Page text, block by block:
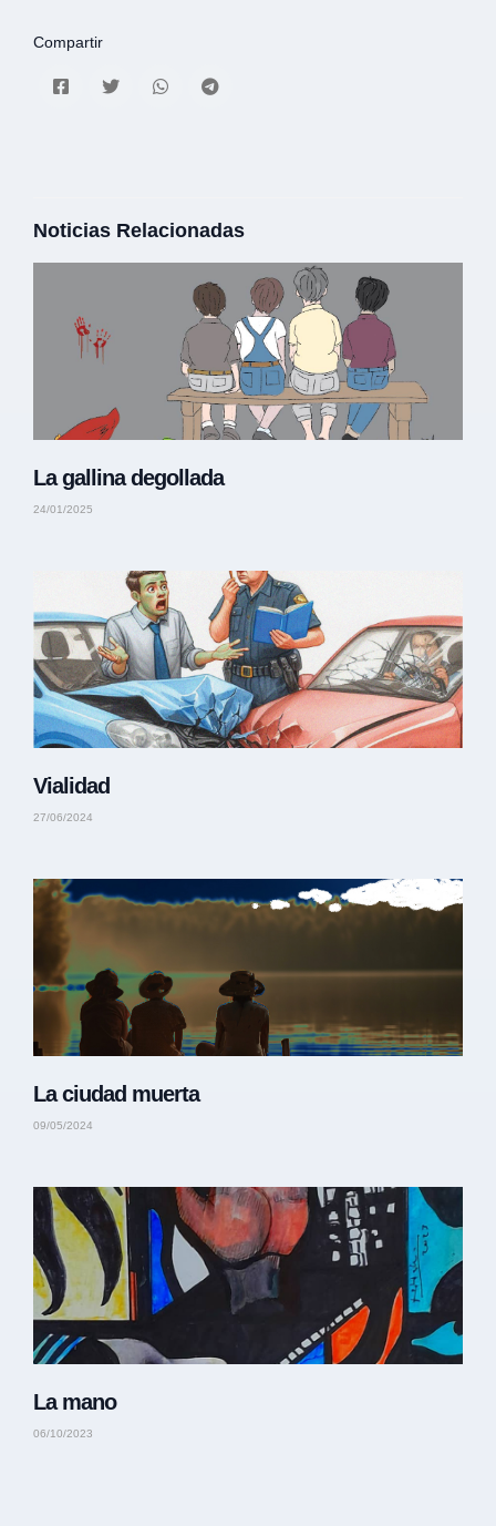
Compartir
Noticias Relacionadas
La gallina degollada
24/01/2025
Vialidad
27/06/2024
La ciudad muerta
09/05/2024
La mano
06/10/2023